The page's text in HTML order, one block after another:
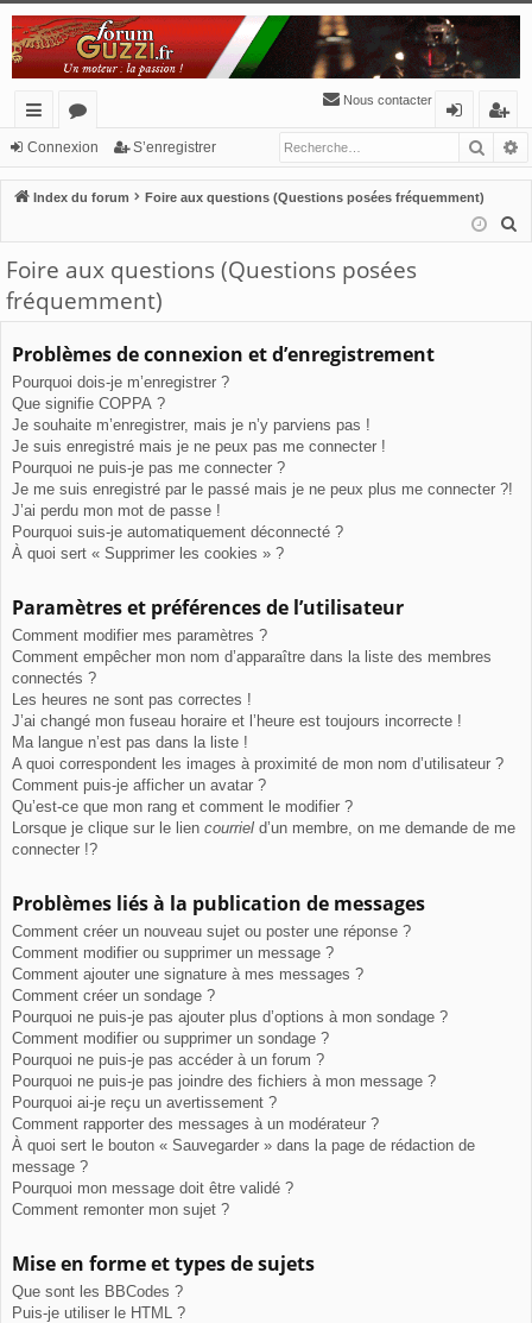
cc
ès
pi
de
or
u
Nous contacter
n
’e
nr
eg
Connexion S’enregistrer
Index du forum
Foire aux questions (Questions posées fréquemment)
Foire aux questions (Questions posées
fréquemment)
Problèmes de connexion et d’enregistrement
Pourquoi dois-je m’enregistrer ?
Que signifie COPPA ?
Je souhaite m’enregistrer, mais je n’y parviens pas !
Je suis enregistré mais je ne peux pas me connecter !
Pourquoi ne puis-je pas me connecter ?
Je me suis enregistré par le passé mais je ne peux plus me connecter ?!
J’ai perdu mon mot de passe !
Pourquoi suis-je automatiquement déconnecté ?
À quoi sert « Supprimer les cookies » ?
Paramètres et préférences de l’utilisateur
Comment modifier mes paramètres ?
Comment empêcher mon nom d’apparaître dans la liste des membres
connectés ?
Les heures ne sont pas correctes !
J’ai changé mon fuseau horaire et l’heure est toujours incorrecte !
Ma langue n’est pas dans la liste !
A quoi correspondent les images à proximité de mon nom d’utilisateur ?
Comment puis-je afficher un avatar ?
Qu’est-ce que mon rang et comment le modifier ?
Lorsque je clique sur le lien courriel d’un membre, on me demande de me
connecter !?
Problèmes liés à la publication de messages
Comment créer un nouveau sujet ou poster une réponse ?
Comment modifier ou supprimer un message ?
Comment ajouter une signature à mes messages ?
Comment créer un sondage ?
Pourquoi ne puis-je pas ajouter plus d’options à mon sondage ?
Comment modifier ou supprimer un sondage ?
Pourquoi ne puis-je pas accéder à un forum ?
Pourquoi ne puis-je pas joindre des fichiers à mon message ?
Pourquoi ai-je reçu un avertissement ?
Comment rapporter des messages à un modérateur ?
À quoi sert le bouton « Sauvegarder » dans la page de rédaction de
message ?
Pourquoi mon message doit être validé ?
Comment remonter mon sujet ?
Mise en forme et types de sujets
Que sont les BBCodes ?
Puis-je utiliser le HTML ?